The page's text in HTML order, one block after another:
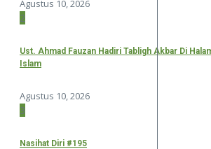
Agustus 10, 2026
2
Ust. Ahmad Fauzan Hadiri Tabligh Akbar Di
Islam
Agustus 10, 2026
3
Nasihat Diri #195